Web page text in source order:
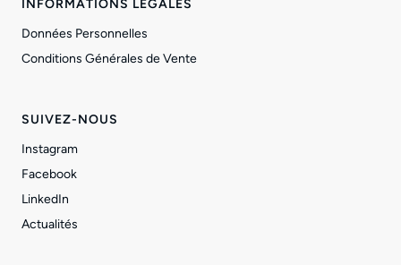
INFORMATIONS LÉGALES
Données Personnelles
Conditions Générales de Vente
SUIVEZ-NOUS
Instagram
Facebook
LinkedIn
Actualités